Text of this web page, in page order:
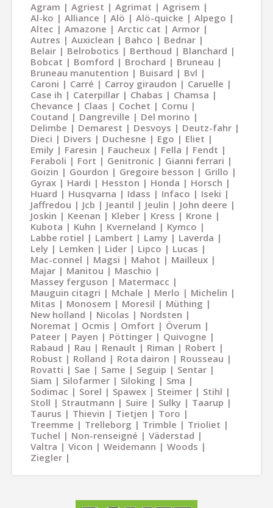
Agram Agriest Agrimat
Agrisem
Al-ko
Alliance Alö Alö-quicke
Alpego
Altec
Amazone Arctic cat
Armor
Autres
Auxiclean Bahco
Bednar
Belair
Belrobotics Berthoud
Blanchard
Bobcat
Bomford Brochard
Bruneau
Bruneau manutention
Buisard
Bvl
Caroni
Carré Carroy giraudon
Caruelle
Case ih
Caterpillar Chabas
Chamsa
Chevance
Claas Cochet
Cornu
Coutand
Dangreville
Del morino
Delimbe
Demarest Desvoys
Deutz-fahr
Dieci
Divers Duchesne Ego
Eliet
Emily
Faresin Faucheux Fella
Fendt
Feraboli
Fort Genitronic
Gianni ferrari
Goizin
Gourdon Gregoire besson
Grillo
Gyrax
Hardi Hesston Honda
Horsch
Huard
Husqvarna Idass Infaco
Iseki
Jaffredou
Jcb Jeantil Jeulin
John deere
Joskin
Keenan Kleber Kress
Krone
Kubota
Kuhn Kverneland
Kymco
Labbe rotiel
Lambert Lamy
Laverda
Lely
Lemken Lider Lipco
Lucas
Mac-connel
Magsi Mahot
Mailleux
Majar
Manitou
Maschio
Massey ferguson
Matermacc
Mauguin citagri
Mchale Merlo
Michelin
Mitas
Monosem Moresil
Müthing
New holland
Nicolas
Nordsten
Noremat
Ocmis Omfort
Överum
Pateer
Payen Pöttinger
Quivogne
Rabaud
Rau Renault Riman
Robert
Robust
Rolland Rota dairon
Rousseau
Rovatti
Sae Same Seguip
Sentar
Siam
Silofarmer Siloking
Sma
Sodimac
Sorel Spawex Steimer
Stihl
Stoll
Strautmann Suire Sulky
Taarup
Taurus
Thievin Tietjen
Toro
Treemme
Trelleborg Trimble
Trioliet
Tuchel
Non-renseigné
Väderstad
Valtra
Vicon Weidemann
Woods
Ziegler